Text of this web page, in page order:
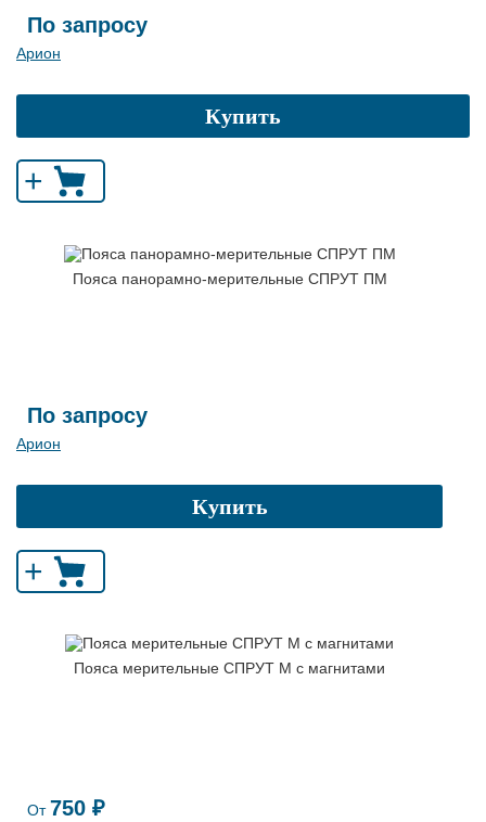
По запросу
Арион
Купить
+
Пояса панорамно-мерительные СПРУТ ПМ
По запросу
Арион
Купить
+
Пояса мерительные СПРУТ М с магнитами
От750 ₽